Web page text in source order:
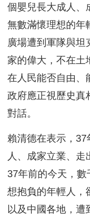
個嬰兒長大成人、
無數滿懷理想的年
廣場遭到軍隊與坦
家的偉大，不在土
在人民能否自由、
政府應正視歷史真
對話。
賴清德在表示，
人、成家立業、走
37年前的今天，
想抱負的年輕人，
以及中國各地，遭